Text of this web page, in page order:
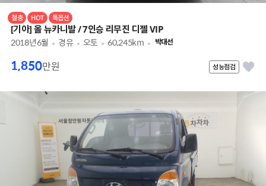
절충 HOT 특옵션
[기아] 올 뉴카니발 / 7인승 리무진 디젤 VIP
2018년6월 경유 오토 60,245km 박대선
성능점검
1,850만원